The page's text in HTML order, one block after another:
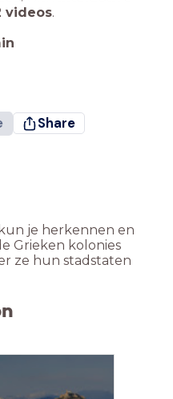
videos.
Share
je herkennen en
Grieken kolonies
ze hun stadstaten